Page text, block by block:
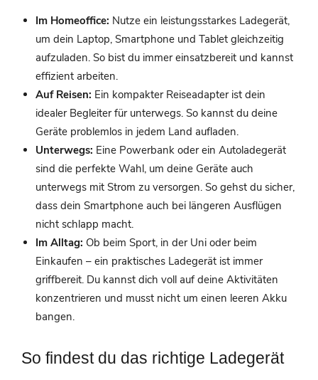
Im Homeoffice: Nutze ein leistungsstarkes Ladegerät,
um dein Laptop, Smartphone und Tablet gleichzeitig
aufzuladen. So bist du immer einsatzbereit und kannst
effizient arbeiten.
Auf Reisen: Ein kompakter Reiseadapter ist dein
idealer Begleiter für unterwegs. So kannst du deine
Geräte problemlos in jedem Land aufladen.
Unterwegs: Eine Powerbank oder ein Autoladegerät
sind die perfekte Wahl, um deine Geräte auch
unterwegs mit Strom zu versorgen. So gehst du sicher,
dass dein Smartphone auch bei längeren Ausflügen
nicht schlapp macht.
Im Alltag: Ob beim Sport, in der Uni oder beim
Einkaufen – ein praktisches Ladegerät ist immer
griffbereit. Du kannst dich voll auf deine Aktivitäten
konzentrieren und musst nicht um einen leeren Akku
bangen.
So findest du das richtige Ladegerät